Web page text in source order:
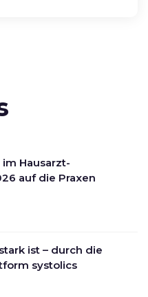
Hausarzt-
auf die Praxen
ist – durch die
systolics